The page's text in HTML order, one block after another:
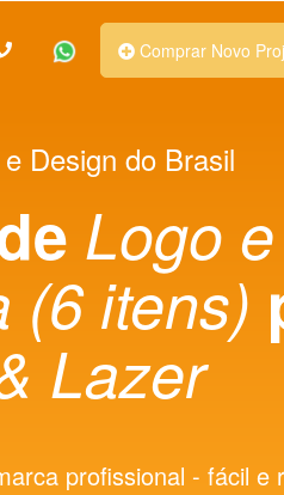
Comprar Novo
Design do Brasil
Logo e
(6 itens)
Lazer
profissional - fácil e